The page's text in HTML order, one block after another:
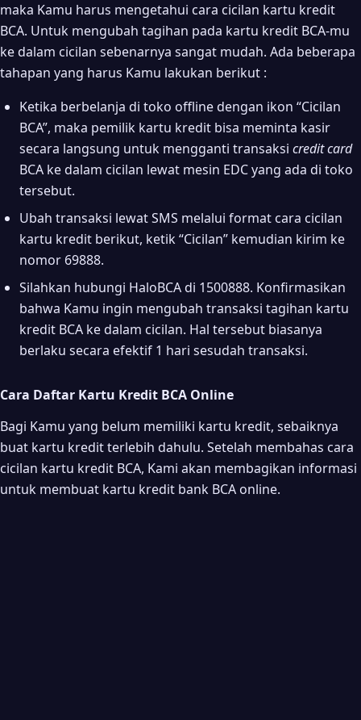
maka Kamu harus mengetahui cara cicilan kartu kredit
BCA. Untuk mengubah tagihan pada kartu kredit BCA-mu
ke dalam cicilan sebenarnya sangat mudah. Ada beberapa
tahapan yang harus Kamu lakukan berikut :
Ketika berbelanja di toko offline dengan ikon “Cicilan
BCA”, maka pemilik kartu kredit bisa meminta kasir
secara langsung untuk mengganti transaksi credit card
BCA ke dalam cicilan lewat mesin EDC yang ada di toko
tersebut.
Ubah transaksi lewat SMS melalui format cara cicilan
kartu kredit berikut, ketik “Cicilan” kemudian kirim ke
nomor 69888.
Silahkan hubungi HaloBCA di 1500888. Konfirmasikan
bahwa Kamu ingin mengubah transaksi tagihan kartu
kredit BCA ke dalam cicilan. Hal tersebut biasanya
berlaku secara efektif 1 hari sesudah transaksi.
Cara Daftar Kartu Kredit BCA Online
Bagi Kamu yang belum memiliki kartu kredit, sebaiknya
buat kartu kredit terlebih dahulu. Setelah membahas cara
cicilan kartu kredit BCA, Kami akan membagikan informasi
untuk membuat kartu kredit bank BCA online.